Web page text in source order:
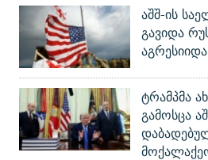
აშშ-ის
გავიდა
ტრამპმა
გამოსცა